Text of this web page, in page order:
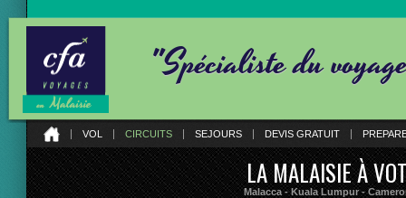
"Spécialiste du
VOL CIRCUITS SEJOURS DEVIS GRATUIT
LA MALAISIE À
Malacca - Kuala Lumpur -